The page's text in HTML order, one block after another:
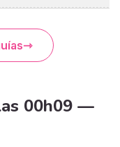
00h09 —